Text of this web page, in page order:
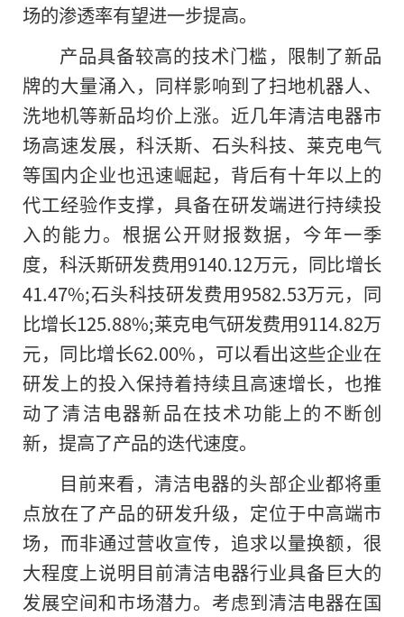
场的渗透率有望进一步提高。
产品具备较高的技术门槛，限制了新品
牌的大量涌入，同样影响到了扫地机器人、
洗地机等新品均价上涨。近几年清洁电器市
场高速发展，科沃斯、石头科技、莱克电气
等国内企业也迅速崛起，背后有十年以上的
代工经验作支撑，具备在研发端进行持续投
入的能力。根据公开财报数据，今年一季
度，科沃斯研发费用9140.12万元，同比增长
41.47%;石头科技研发费用9582.53万元，同
比增长125.88%;莱克电气研发费用9114.82万
元，同比增长62.00%，可以看出这些企业在
研发上的投入保持着持续且高速增长，也推
动了清洁电器新品在技术功能上的不断创
新，提高了产品的迭代速度。
目前来看，清洁电器的头部企业都将重
点放在了产品的研发升级，定位于中高端市
场，而非通过营收宣传，追求以量换额，很
大程度上说明目前清洁电器行业具备巨大的
发展空间和市场潜力。考虑到清洁电器在国